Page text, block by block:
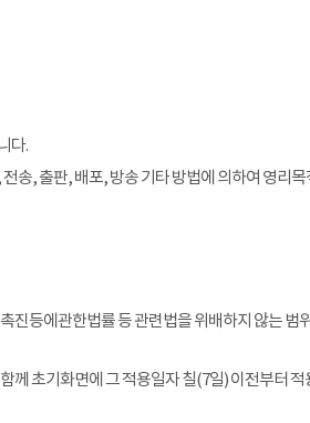
다.
송, 출판, 배포, 방송 기타 방법에 의하여 영리
등에관한법률 등 관련법을 위배하지 않는 범
께 초기화면에 그 적용일자 칠(7일) 이전부터 적